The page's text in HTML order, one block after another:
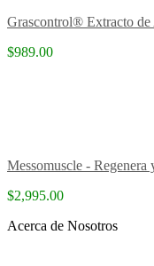
Grascontrol® Extracto de
$989.00
Messomuscle -
$2,995.00
Acerca de Nosotros